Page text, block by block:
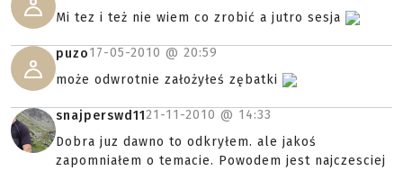
Mi tez i też nie wiem co zrobić a jutro sesja
puzo17-05-2010 @ 20:59
może odwrotnie założyłeś zębatki
snajperswd1121-11-2010 @ 14:33
Dobra juz dawno to odkryłem. ale jakoś
zapomniałem o temacie. Powodem jest najczesciej